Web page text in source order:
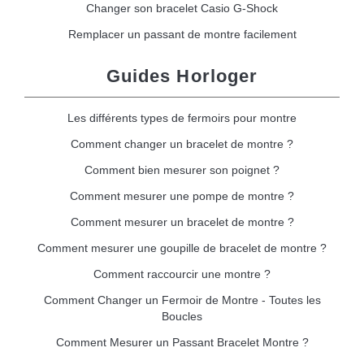
Changer son bracelet Casio G-Shock
Remplacer un passant de montre facilement
Guides Horloger
Les différents types de fermoirs pour montre
Comment changer un bracelet de montre ?
Comment bien mesurer son poignet ?
Comment mesurer une pompe de montre ?
Comment mesurer un bracelet de montre ?
Comment mesurer une goupille de bracelet de montre ?
Comment raccourcir une montre ?
Comment Changer un Fermoir de Montre - Toutes les
Boucles
Comment Mesurer un Passant Bracelet Montre ?